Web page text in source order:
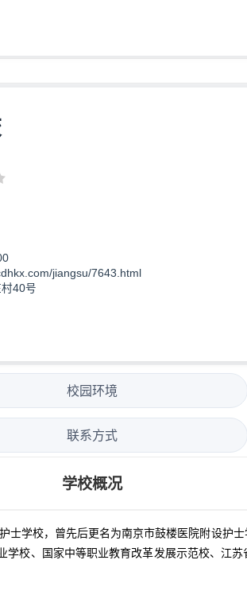
jiangsu/7643.html
40号
校园环境
联系方式
学校概况
学校，曾先后更名为南京市鼓楼医院附设护
校、国家中等职业教育改革发展示范校、江